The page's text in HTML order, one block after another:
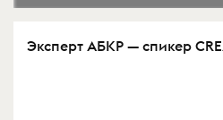
Эксперт АБКР — спикер